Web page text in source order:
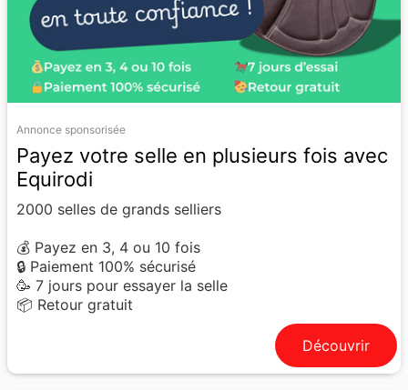
Annonce sponsorisée
Payez votre selle en plusieurs fois avec
Equirodi
2000 selles de grands selliers
💰 Payez en 3, 4 ou 10 fois
🔒 Paiement 100% sécurisé
🥳 7 jours pour essayer la selle
📦 Retour gratuit
Découvrir